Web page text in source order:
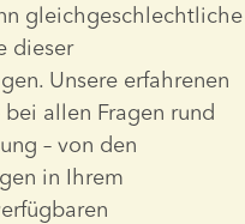
gleichgeschlechtliche
dieser
Unsere erfahrenen
allen Fragen rund
– von den
in Ihrem